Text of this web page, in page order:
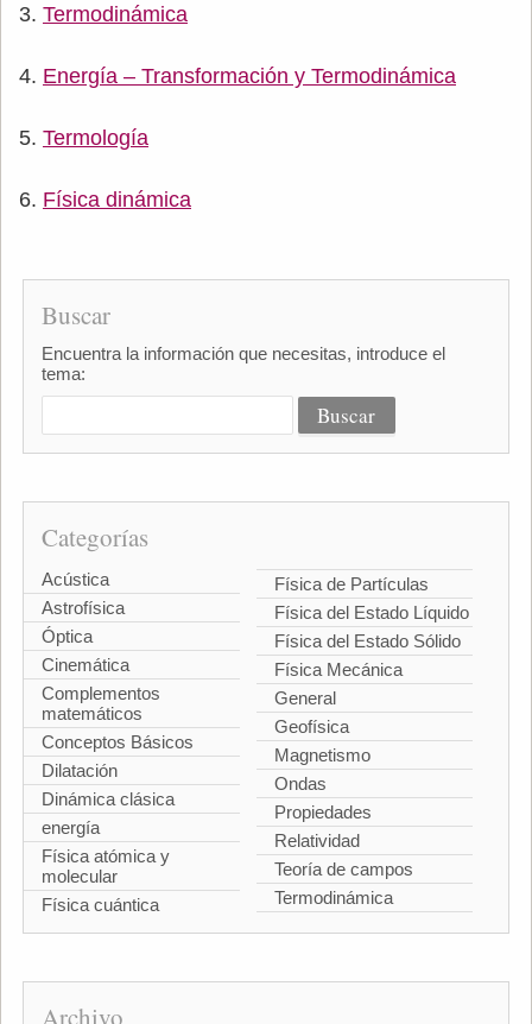
Termodinámica
Energía – Transformación y Termodinámica
Termología
Física dinámica
Buscar
Encuentra la información que necesitas, introduce el
tema:
Categorías
Acústica
Astrofísica
Óptica
Cinemática
Complementos
matemáticos
Conceptos Básicos
Dilatación
Dinámica clásica
energía
Física atómica y
molecular
Física cuántica
Física de Partículas
Física del Estado Líquido
Física del Estado Sólido
Física Mecánica
General
Geofísica
Magnetismo
Ondas
Propiedades
Relatividad
Teoría de campos
Termodinámica
Archivo